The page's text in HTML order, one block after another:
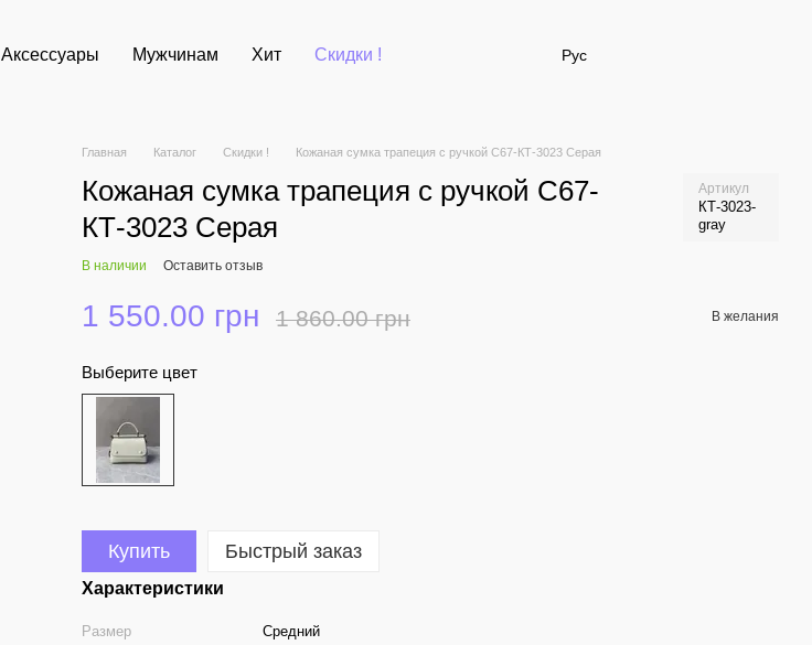
Аксессуары Мужчинам Хит Скидки ! Рус
Главная Каталог Скидки ! Кожаная сумка трапеция с ручкой С67-КТ-3023 Серая
Кожаная сумка трапеция с ручкой С67-
КТ-3023 Серая
Артикул
КТ-3023-
gray
В наличии Оставить отзыв
1 550.00 грн 1 860.00 грн В желания
Выберите цвет
Купить Быстрый заказ
Характеристики
Размер
Средний